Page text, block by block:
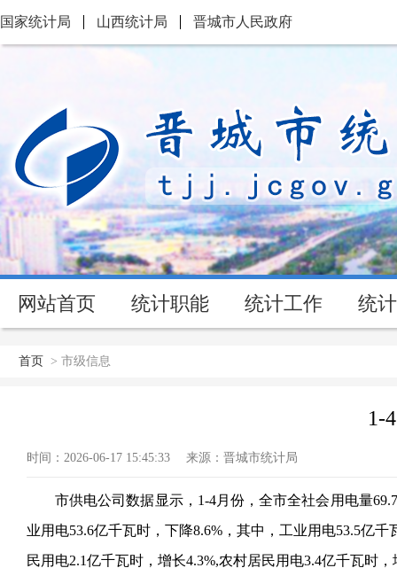
国家统计局 山西统计局 晋城市人民政府
网站首页 统计职能 统计工作 统
首页 > 市级信息
1-
时间： 2026-06-17 15:45:33 来源： 晋城市统计局
市供电公司数据显示， 1-4月份，全市全社会用电量
业用电53.6亿千瓦时，下降8.6%，其中，工业用电53.5亿
民用电2.1亿千瓦时，增长4.3%,农村居民用电3.4亿千瓦时，